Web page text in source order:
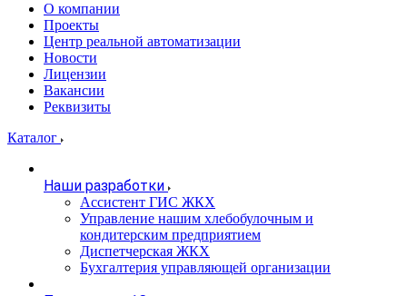
О компании
Проекты
Центр реальной автоматизации
Новости
Лицензии
Вакансии
Реквизиты
Каталог
Наши разработки
Ассистент ГИС ЖКХ
Управление нашим хлебобулочным и
кондитерским предприятием
Диспетчерская ЖКХ
Бухгалтерия управляющей организации